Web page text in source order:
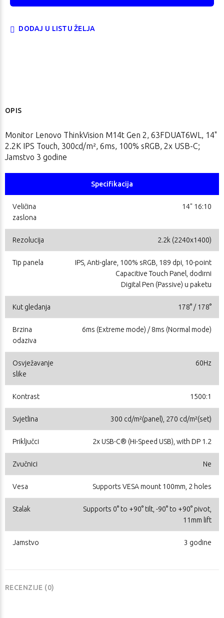
DODAJ U LISTU ŽELJA
OPIS
Monitor Lenovo ThinkVision M14t Gen 2, 63FDUAT6WL, 14"
2.2K IPS Touch, 300cd/m², 6ms, 100% sRGB, 2x USB-C;
Jamstvo 3 godine
Specifikacija
Veličina
zaslona
14" 16:10
Rezolucija 2.2k (2240x1400)
Tip panela
IPS, Anti-glare, 100% sRGB, 189 dpi, 10-point
Capacitive Touch Panel, dodirni
Digital Pen (Passive) u paketu
Kut gledanja 178° / 178°
Brzina
odaziva
6ms (Extreme mode) / 8ms (Normal mode)
Osvježavanje
slike
60Hz
Kontrast 1500:1
Svjetlina 300 cd/m²(panel), 270 cd/m²(set)
Priključci 2x USB-C® (Hi-Speed USB), with DP 1.2
Zvučnici Ne
Vesa Supports VESA mount 100mm, 2 holes
Stalak
Supports 0° to +90° tilt, -90° to +90° pivot,
11mm lift
Jamstvo 3 godine
RECENZIJE (0)